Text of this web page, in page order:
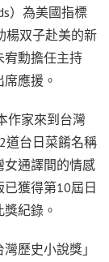
）為美國指標
楊双子赴美的新
宥勳擔任主持
應援。
作家來到台灣
道台日菜餚名稱
女通譯間的情感
獲得第10屆日
紀錄。
歷史小說獎」